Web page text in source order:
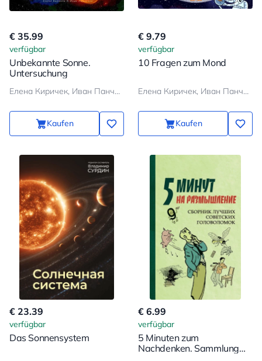
€ 35.99
verfügbar
Unbekannte Sonne.
Untersuchung
Елена Киричек, Иван Панченко
Kaufen
€ 9.79
verfügbar
10 Fragen zum Mond
Елена Киричек, Иван Панченко
Kaufen
€ 23.39
verfügbar
Das Sonnensystem
€ 6.99
verfügbar
5 Minuten zum
Nachdenken. Sammlung